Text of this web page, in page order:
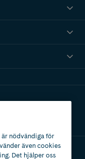
är nödvändiga för
även cookies
Det hjälper oss